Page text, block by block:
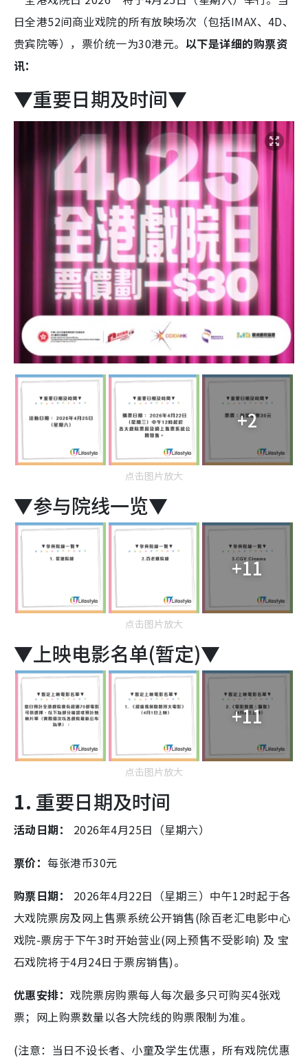
日全港52间商业戏院的所有放映场次（包括IMAX、4D、
贵宾院等），票价统一为30港元。 以下是详细的购票资
讯：
▼重要日期及时间▼
+2
点击图片放大
▼参与院线一览▼
+11
点击图片放大
▼上映电影名单(暂定)▼
+11
点击图片放大
1. 重要日期及时间
活动日期：
2026年4月25日（星期六）
票价：每张港币30元
购票日期：
2026年4月22日（星期三）中午12时起于各
大戏院票房及网上售票系统公开销售(除百老汇电影中心
戏院-票房于下午3时开始营业(网上预售不受影响) 及 宝
石戏院将于4月24日于票房销售)。
优惠安排：戏院票房购票每人每次最多只可购买4张戏
票；网上购票数量以各大院线的购票限制为准。
(注意：当日不设长者、小童及学生优惠，所有戏院优惠